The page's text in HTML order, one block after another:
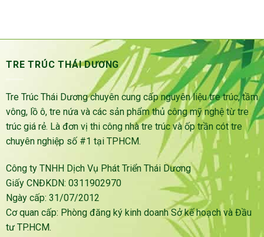
TRE TRÚC THÁI DƯƠNG
Tre Trúc Thái Dương chuyên cung cấp nguyên liệu tre trúc, tầm
vông, lồ ô, tre nứa và các sản phẩm thủ công mỹ nghệ từ tre
trúc giá rẻ. Là đơn vị thi công nhà tre trúc và ốp trần cót tre
chuyên nghiệp số #1 tại TPHCM.
Công ty TNHH Dịch Vụ Phát Triển Thái Dương
Giấy CNĐKDN: 0311902970
Ngày cấp: 31/07/2012
Cơ quan cấp: Phòng đăng ký kinh doanh Sở kế hoạch và Đầu
tư TP.HCM.